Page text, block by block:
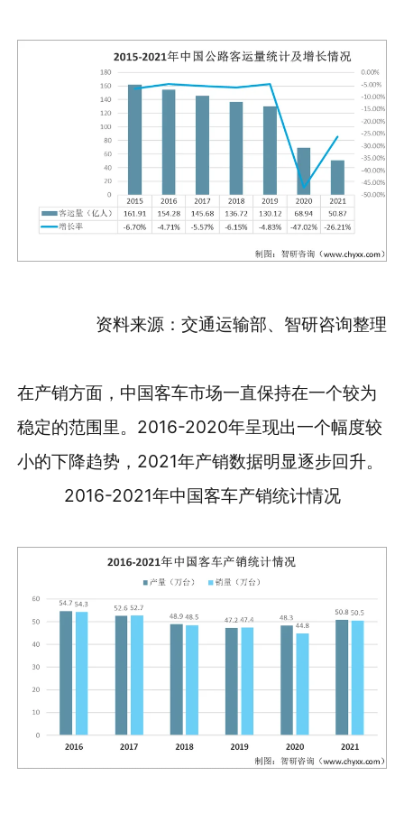
资料来源：交通运输部、智研咨询整理
在产销方面，中国客车市场一直保持在一个较为
稳定的范围里。2016-2020年呈现出一个幅度较
小的下降趋势，2021年产销数据明显逐步回升。
2016-2021年中国客车产销统计情况